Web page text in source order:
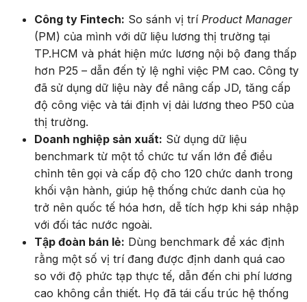
Công ty Fintech: So sánh vị trí Product Manager
(PM) của mình với dữ liệu lương thị trường tại
TP.HCM và phát hiện mức lương nội bộ đang thấp
hơn P25 – dẫn đến tỷ lệ nghỉ việc PM cao. Công ty
đã sử dụng dữ liệu này để nâng cấp JD, tăng cấp
độ công việc và tái định vị dải lương theo P50 của
thị trường.
Doanh nghiệp sản xuất: Sử dụng dữ liệu
benchmark từ một tổ chức tư vấn lớn để điều
chỉnh tên gọi và cấp độ cho 120 chức danh trong
khối vận hành, giúp hệ thống chức danh của họ
trở nên quốc tế hóa hơn, dễ tích hợp khi sáp nhập
với đối tác nước ngoài.
Tập đoàn bán lẻ: Dùng benchmark để xác định
rằng một số vị trí đang được định danh quá cao
so với độ phức tạp thực tế, dẫn đến chi phí lương
cao không cần thiết. Họ đã tái cấu trúc hệ thống